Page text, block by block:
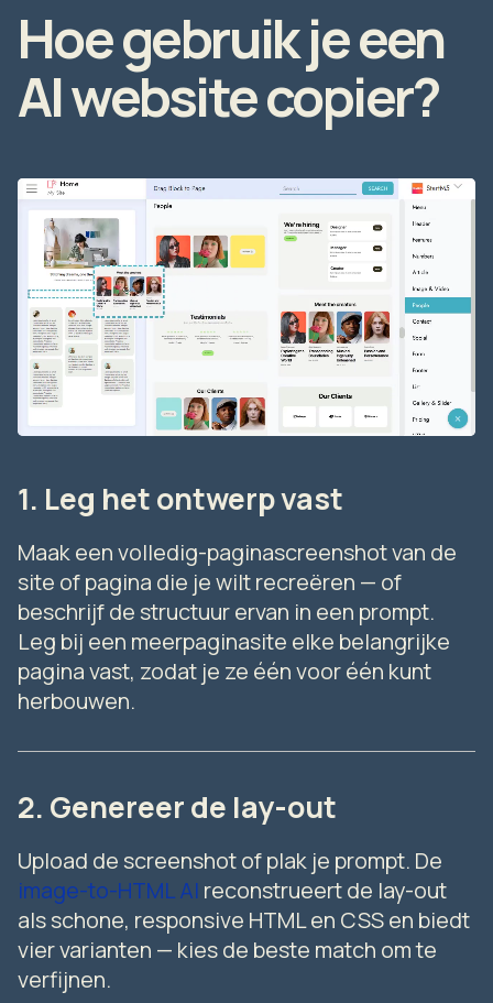
Hoe gebruik je een
AI website copier?
1. Leg het ontwerp vast
Maak een volledig-paginascreenshot van de
site of pagina die je wilt recreëren — of
beschrijf de structuur ervan in een prompt.
Leg bij een meerpaginasite elke belangrijke
pagina vast, zodat je ze één voor één kunt
herbouwen.
2. Genereer de lay-out
Upload de screenshot of plak je prompt. De
image-to-HTML AI reconstrueert de lay-out
als schone, responsive HTML en CSS en biedt
vier varianten — kies de beste match om te
verfijnen.